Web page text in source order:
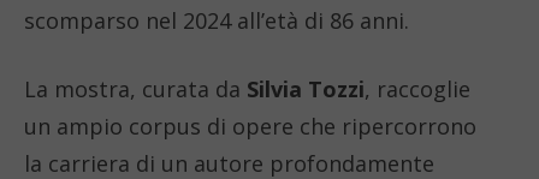
scomparso nel 2024 all’età di 86 anni.
La mostra, curata da Silvia Tozzi, raccoglie
un ampio corpus di opere che ripercorrono
la carriera di un autore profondamente